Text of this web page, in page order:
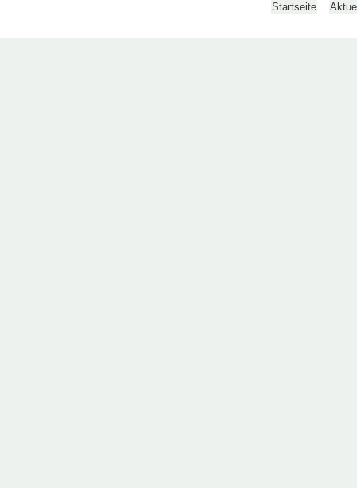
Startseite